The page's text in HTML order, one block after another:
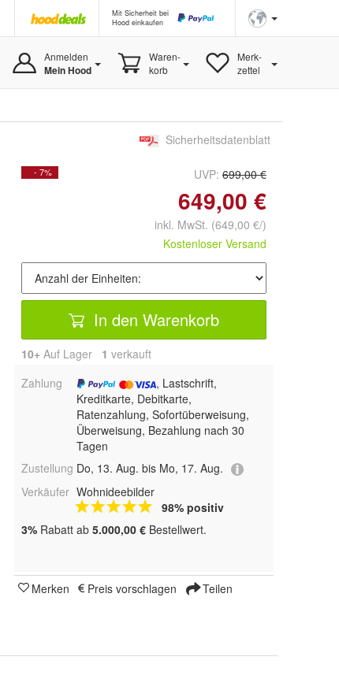
Mit Sicherheit bei
Hood einkaufen
Anmelden
Mein Hood
Waren-
korb
Merk-
zettel
Sicherheitsdatenblatt
- 7% UVP: 699,00 €
649,00 €
inkl. MwSt. (649,00 €/)
Kostenloser Versand
In den Warenkorb
10+ Auf Lager 1 verkauft
Zahlung
, Lastschrift,
Kreditkarte, Debitkarte,
Ratenzahlung, Sofortüberweisung,
Überweisung, Bezahlung nach 30
Tagen
Zustellung Do, 13. Aug. bis Mo, 17. Aug.
Verkäufer Wohnideebilder
98% positiv
3% Rabatt ab 5.000,00 € Bestellwert.
Merken Preis vorschlagen Teilen